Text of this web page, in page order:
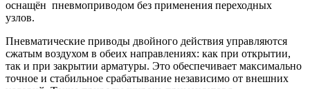
оснащён пневмоприводом без применения переходных
узлов.
Пневматические приводы двойного действия управляются
сжатым воздухом в обеих направлениях: как при открытии,
так и при закрытии арматуры. Это обеспечивает максимально
точное и стабильное срабатывание независимо от внешних